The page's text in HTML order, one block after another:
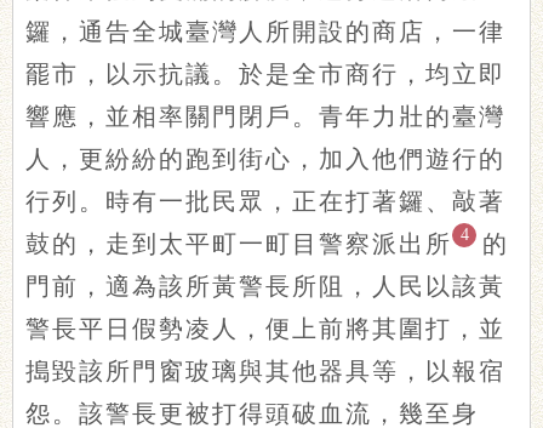
鑼，通告全城臺灣人所開設的商店，一律
罷市，以示抗議。於是全市商行，均立即
響應，並相率關門閉戶。青年力壯的臺灣
人，更紛紛的跑到街心，加入他們遊行的
行列。時有一批民眾，正在打著鑼、敲著
鼓的，走到太平町一町目警察派出所 4
的
門前，適為該所黃警長所阻，人民以該黃
警長平日假勢凌人，便上前將其圍打，並
搗毀該所門窗玻璃與其他器具等，以報宿
怨。該警長更被打得頭破血流，幾至身